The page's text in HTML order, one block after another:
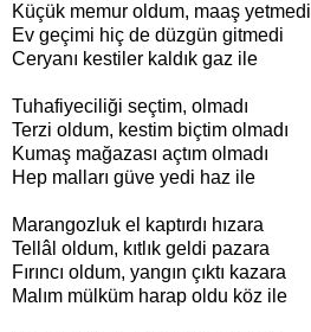
Küçük memur oldum, maaş yetmedi
Ev geçimi hiç de düzgün gitmedi
Ceryanı kestiler kaldık gaz ile
Tuhafiyeciliği seçtim, olmadı
Terzi oldum, kestim biçtim olmadı
Kumaş mağazası açtım olmadı
Hep malları güve yedi haz ile
Marangozluk el kaptırdı hızara
Tellâl oldum, kıtlık geldi pazara
Fırıncı oldum, yangın çıktı kazara
Malım mülküm harap oldu köz ile